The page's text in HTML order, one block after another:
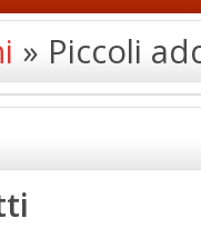
» Piccoli